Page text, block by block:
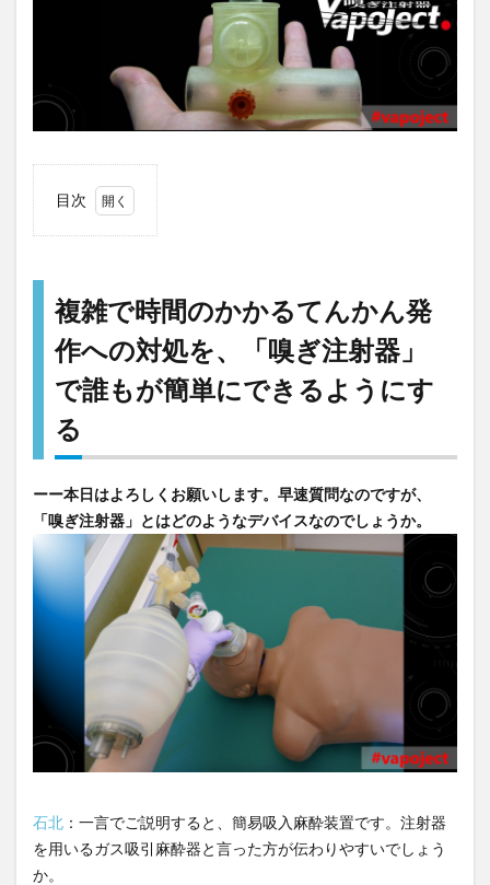
目次
間の
かか
るて
んか
ん発
作へ
の対
処
を、
「嗅
ぎ注
器」
で誰
もが
にす
る
医療
の新
複雑で時間のかかるてんかん発
作への対処を、「嗅ぎ注射器」
で誰もが簡単にできるようにす
る
ーー本日はよろしくお願いします。早速質問なのですが、
「嗅ぎ注射器」とはどのようなデバイスなのでしょうか。
石北 ：一言でご説明すると、簡易吸入麻酔装置です。注射器
を用いるガス吸引麻酔器と言った方が伝わりやすいでしょう
か。